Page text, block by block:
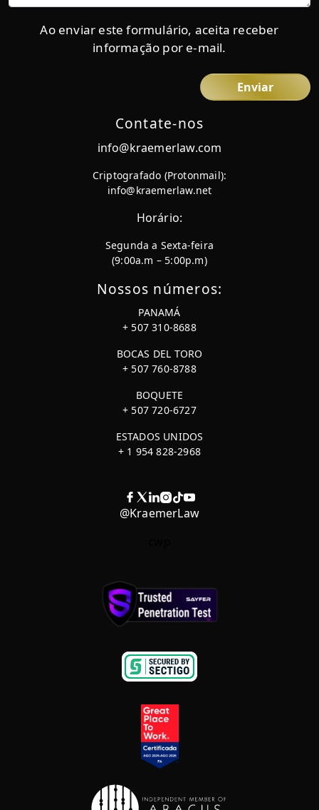
Contate-nos
info@kraemerlaw.com
Criptografado (Protonmail):
info@kraemerlaw.net
Horário:
Segunda a Sexta-feira
(9:00a.m – 5:00p.m)
Nossos números:
PANAMÁ
+ 507 310-8688
BOCAS DEL TORO
+ 507 760-8788
BOQUETE
+ 507 720-6727
ESTADOS UNIDOS
+ 1 954 828-2968
@KraemerLaw
Ao enviar este formulário, aceita receber
informação por e-mail.